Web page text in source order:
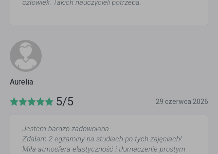
człowiek. Takich nauczycieli potrzeba.
Aurelia
5/5 29 czerwca 2026
Jestem bardzo zadowolona
Zdałam 2 egzaminy na studiach po tych zajęciach!
Miła atmosfera elastyczność i tłumaczenie prostym